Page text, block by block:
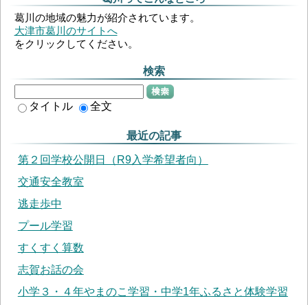
葛川の地域の魅力が紹介されています。
大津市葛川のサイトへ
をクリックしてください。
検索
検索
タイトル 全文
最近の記事
第２回学校公開日（R9入学希望者向）
交通安全教室
逃走歩中
プール学習
すくすく算数
志賀お話の会
小学３・４年やまのこ学習・中学1年ふるさと体験学習